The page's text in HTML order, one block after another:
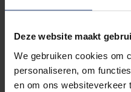
Deze website maakt
We gebruiken cookies om
personaliseren, om
en om ons websiteverkeer